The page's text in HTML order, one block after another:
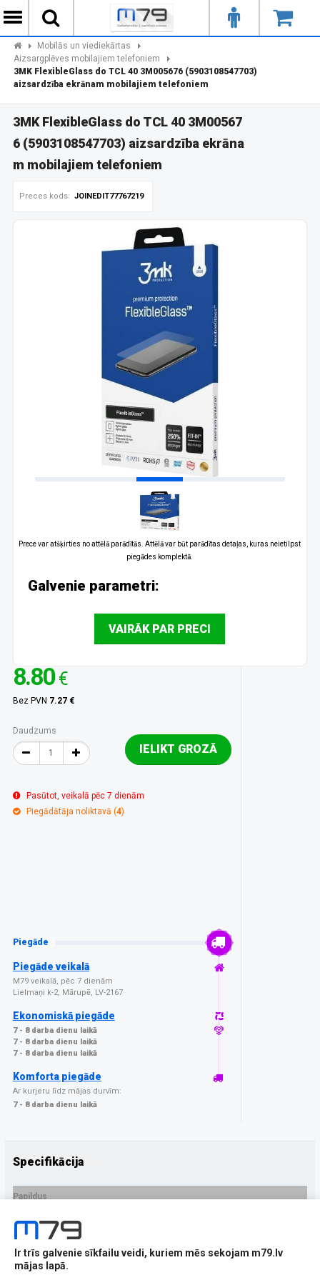
Mobilās un viediekārtas
Aizsargplēves mobilajiem telefoniem
3MK FlexibleGlass do TCL 40 3M005676 (5903108547703)
aizsardzība ekrānam mobilajiem telefoniem
3MK FlexibleGlass do TCL 40 3M00567
6 (5903108547703) aizsardzība ekrāna
m mobilajiem telefoniem
Preces kods: JOINEDIT77767219
Prece var atšķirties no attēlā parādītās. Attēlā var būt parādītas detaļas, kuras neietilpst
piegādes komplektā.
Galvenie parametri:
VAIRĀK PAR PRECI
8.80 €
Bez PVN 7.27 €
Daudzums
IELIKT GROZĀ
Pasūtot, veikalā pēc 7 dienām
Piegādātāja noliktavā (4)
Piegāde
Piegāde veikalā
M79 veikalā, pēc 7 dienām
Lielmaņi k-2, Mārupē, LV-2167
Ekonomiskā piegāde
7 - 8 darba dienu laikā
7 - 8 darba dienu laikā
7 - 8 darba dienu laikā
Komforta piegāde
Ar kurjeru līdz mājas durvīm:
7 - 8 darba dienu laikā
Specifikācija
Papildus
Ražotājs
PRECES APRAKSTS
EAN - 5903108547703
Ir trīs galvenie sīkfailu veidi, kuriem mēs sekojam m79.lv
mājas lapā.